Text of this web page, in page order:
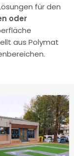
für den
oder
aus Polymat